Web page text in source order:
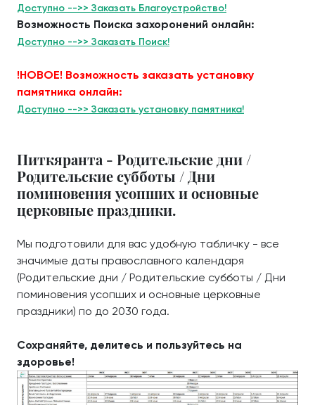
Доступно -->> Заказать Благоустройство!
Возможность Поиска захоронений онлайн:
Доступно -->> Заказать Поиск!
!НОВОЕ! Возможность заказать установку
памятника онлайн:
Доступно -->> Заказать установку памятника!
Питкяранта - Родительские дни /
Родительские субботы / Дни
поминовения усопших и основные
церковные праздники.
Мы подготовили для вас удобную табличку - все
значимые даты православного календаря
(Родительские дни / Родительские субботы / Дни
поминовения усопших и основные церковные
праздники) по до 2030 года.
Сохраняйте, делитесь и пользуйтесь на
здоровье!